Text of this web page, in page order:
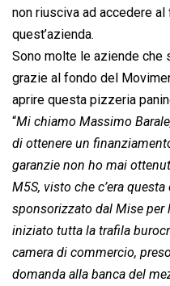
non riusciva ad accedere
quest’azienda.
Sono molte le aziende che
grazie al fondo del
aprire questa pizzeria
“Mi chiamo Massimo
di ottenere un
garanzie non ho mai
M5S, visto che c’era
sponsorizzato dal Mise per
iniziato tutta la trafila
camera di commercio,
domanda alla banca del